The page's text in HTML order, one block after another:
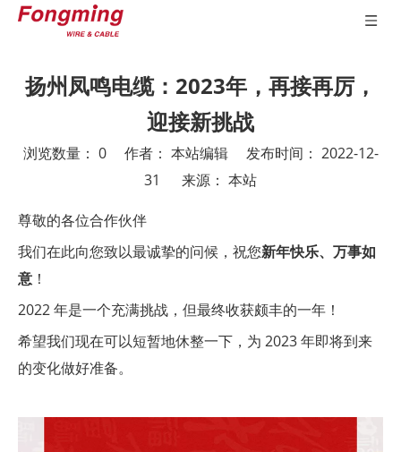
扬州凤鸣电缆：2023年，再接再厉，
迎接新挑战
浏览数量： 0作者： 本站编辑 发布时间： 2022-12-
31 来源： 本站
["wechat","weibo","qzone","douban","email"]
尊敬的各位合作伙伴
我们在此向您致以最诚挚的问候，祝您新年快乐、万事如
意 ！
2022 年是一个充满挑战，但最终收获颇丰的一年！
希望我们现在可以短暂地休整一下，为 2023 年即将到来
的变化做好准备。